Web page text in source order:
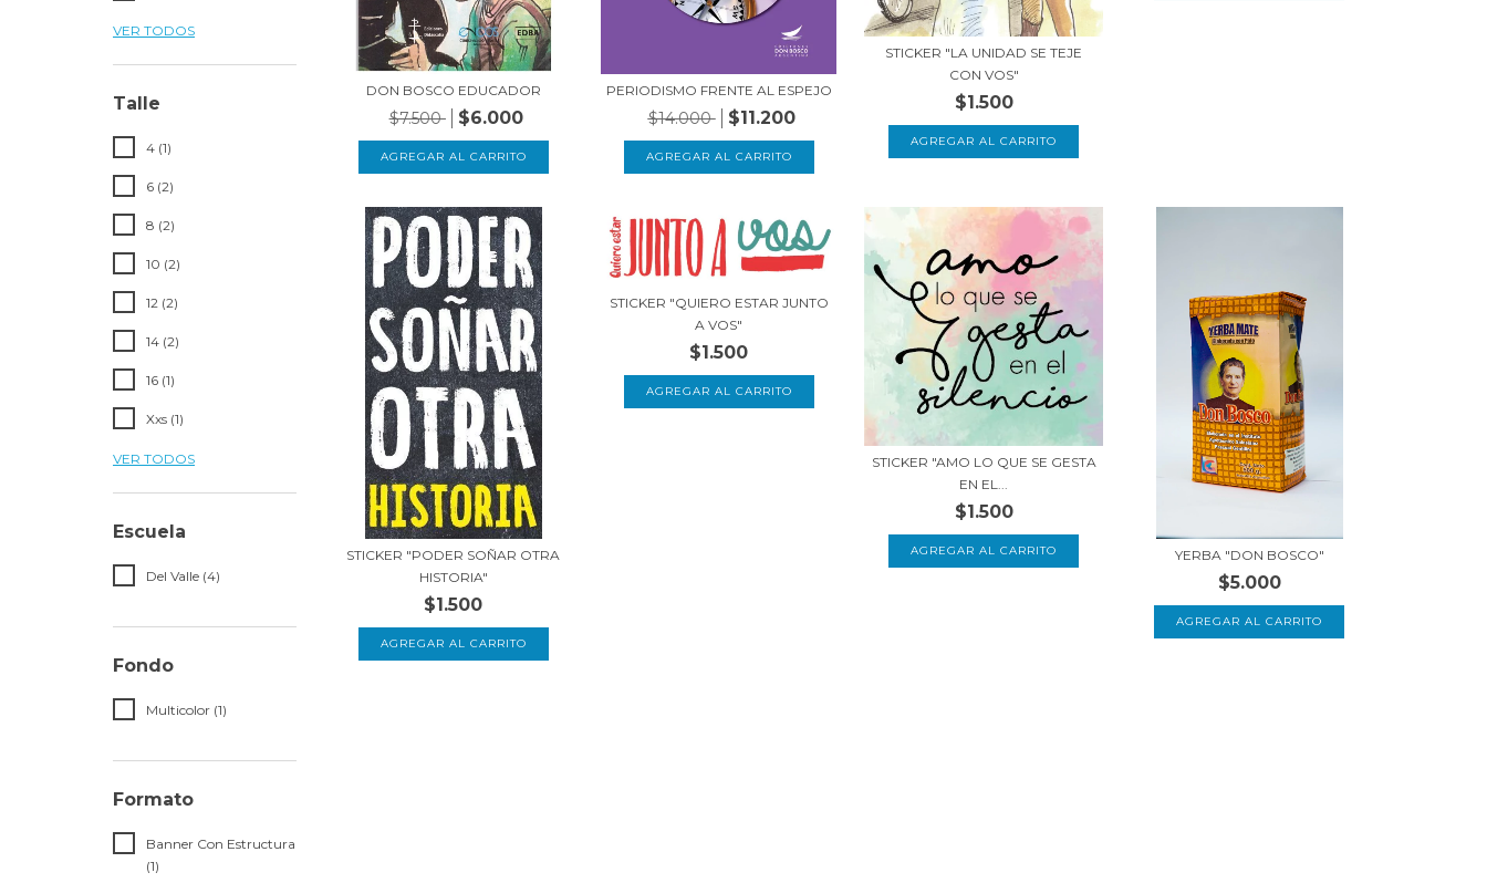
VER TODOS
Talle
4 (1)
6 (2)
8 (2)
10 (2)
12 (2)
14 (2)
16 (1)
Xxs (1)
VER TODOS
Escuela
Del Valle (4)
Fondo
Multicolor (1)
Formato
Banner Con Estructura
(1)
DON BOSCO EDUCADOR
$7.500 $6.000
PERIODISMO FRENTE AL ESPEJO
$14.000 $11.200
STICKER "LA UNIDAD SE TEJE
CON VOS"
$1.500
STICKER "PODER SOÑAR OTRA
HISTORIA"
$1.500
STICKER "QUIERO ESTAR JUNTO
A VOS"
$1.500
STICKER "AMO LO QUE SE GESTA
EN EL...
$1.500
YERBA "DON BOSCO"
$5.000
AGREGAR AL CARRITO